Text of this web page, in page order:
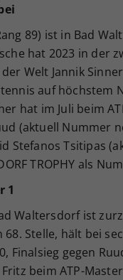
89) ist in Bad
hat 2023 in der
Welt Jannik
auf höchstem
hat im Juli beim
(aktuell Nummer
Stefanos Tsitipas
TROPHY als
1
Waltersdorf ist
68. Stelle, hält bei
Finalsieg gegen
beim ATP-